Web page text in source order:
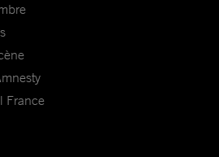
France